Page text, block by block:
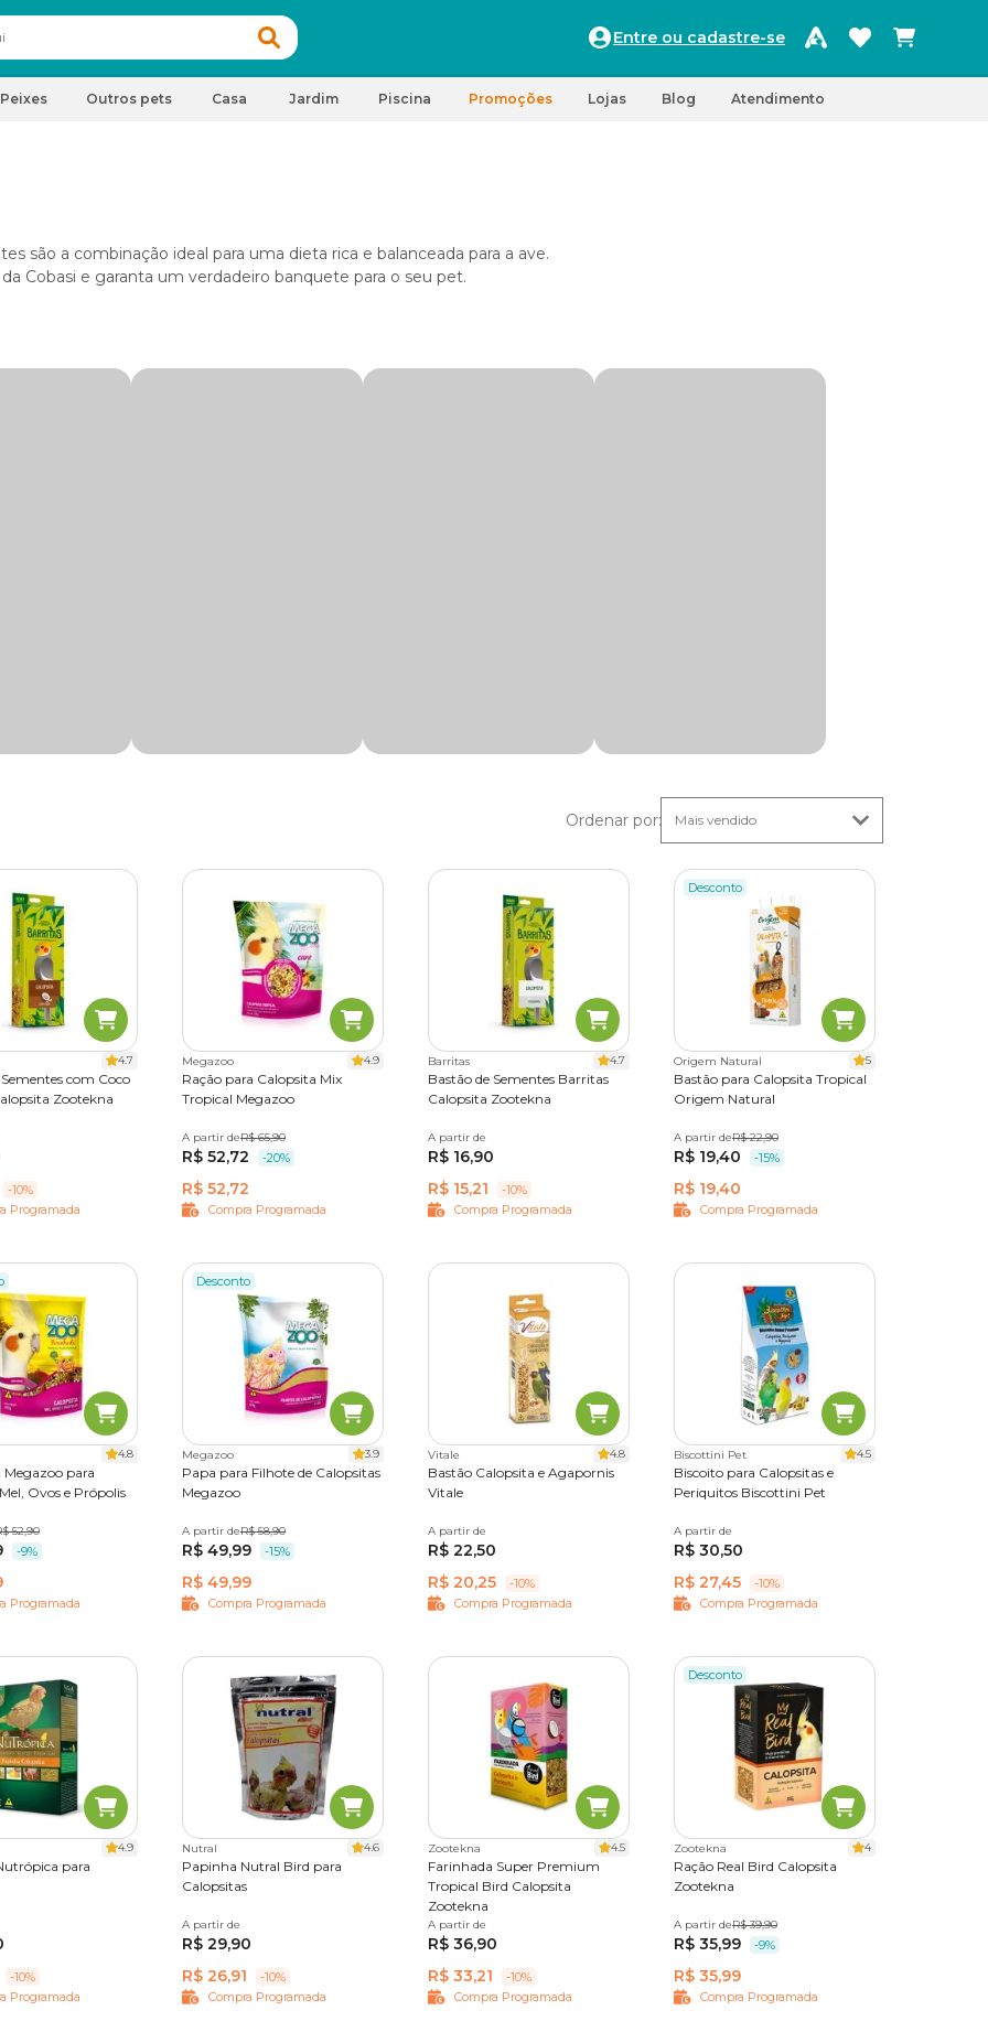
Entre ou cadastre-se
Peixes Outros pets Casa Jardim Piscina Promoções Lojas Blog Atendimento
são a combinação ideal para uma dieta rica e balanceada para a ave.
Cobasi e garanta um verdadeiro banquete para o seu pet.
por apresentar ingredientes naturais e baixa concentração de
ovos e linhaça que o seu animal de estimação precisa para crescer
ser usado para enriquecer a rotina alimentar da ave.
ajudam no desgaste do bico do animal e contribuem para o bom
na Cobasi
só encontra no pet shop online da Cobasi. Aproveite nossos descontos
a alimentação ideal para o pet. Com aCompra Programada
, o tutor
para a data que quiser.
Ordenar por:
4.7
com Coco
Zootekna
-10%
Programada
Megazoo 4.9
Ração para Calopsita Mix
Tropical Megazoo
500g 1,2kg
A partir deR$ 65,90
R$ 52,72 -20%
R$ 52,72
Compra Programada
Barritas 4.7
Bastão de Sementes Barritas
Calopsita Zootekna
70g
A partir de
R$ 16,90
R$ 15,21
-10%
Compra Programada
Desconto
Origem Natural 5
Bastão para Calopsita Tropical
Origem Natural
100 g
A partir deR$ 22,90
R$ 19,40 -15%
R$ 19,40
Compra Programada
4.8
Megazoo para
Ovos e Própolis
52,90
-9%
Programada
Desconto
Megazoo 3.9
Papa para Filhote de Calopsitas
Megazoo
500 g
A partir deR$ 58,90
R$ 49,99 -15%
R$ 49,99
Compra Programada
Vitale 4.8
Bastão Calopsita e Agapornis
Vitale
90 g
A partir de
R$ 22,50
R$ 20,25
-10%
Compra Programada
Biscottini Pet 4.5
Biscoito para Calopsitas e
Periquitos Biscottini Pet
80 g
A partir de
R$ 30,50
R$ 27,45
-10%
Compra Programada
4.9
para
-10%
Programada
Nutral 4.6
Papinha Nutral Bird para
Calopsitas
300 g
A partir de
R$ 29,90
R$ 26,91
-10%
Compra Programada
Zootekna 4.5
Farinhada Super Premium
Tropical Bird Calopsita
Zootekna
400g
A partir de
R$ 36,90
R$ 33,21
-10%
Compra Programada
Desconto
Zootekna 4
Ração Real Bird Calopsita
Zootekna
500g
A partir deR$ 39,90
R$ 35,99 -9%
R$ 35,99
Compra Programada